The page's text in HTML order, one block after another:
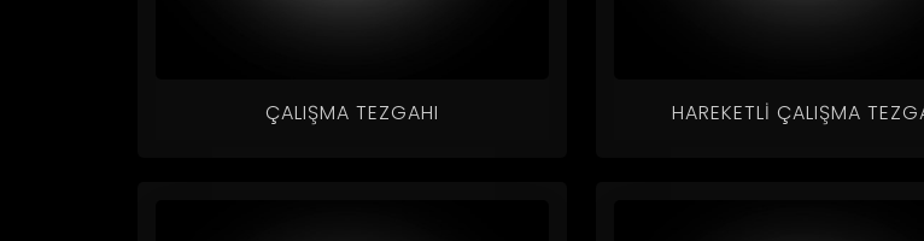
ÇALIŞMA TEZGAHI HAREKETLI ÇALIŞMA